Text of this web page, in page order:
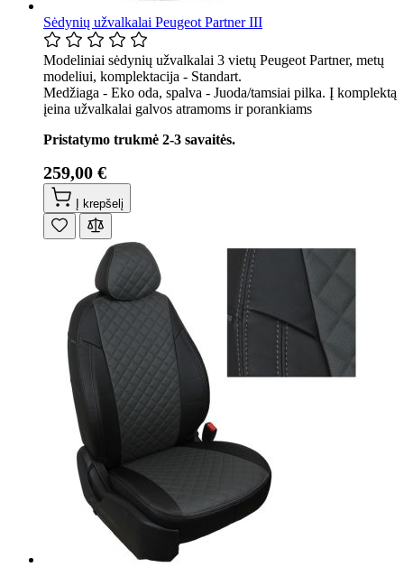
Sėdynių užvalkalai Peugeot Partner III
Modeliniai sėdynių užvalkalai 3 vietų Peugeot Partner, metų
modeliui, komplektacija - Standart.
Medžiaga - Eko oda, spalva - Juoda/tamsiai pilka. Į komplektą
įeina užvalkalai galvos atramoms ir porankiams
Pristatymo trukmė 2-3 savaitės.
259,00 €
Į krepšelį